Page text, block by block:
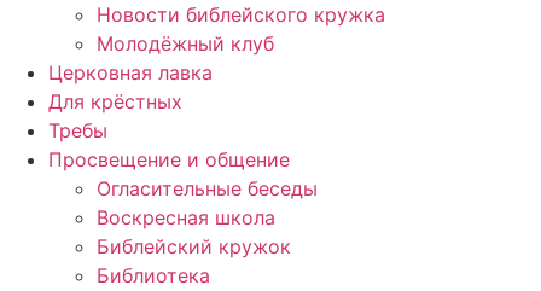
Новости библейского кружка
Молодёжный клуб
Церковная лавка
Для крёстных
Требы
Просвещение и общение
Огласительные беседы
Воскресная школа
Библейский кружок
Библиотека